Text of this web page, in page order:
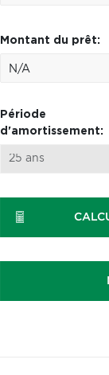
Montant du prêt:
Période
d'amortissement: